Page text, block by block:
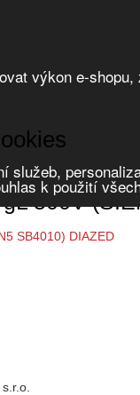
výkon e-
služeb,
k použití
500V